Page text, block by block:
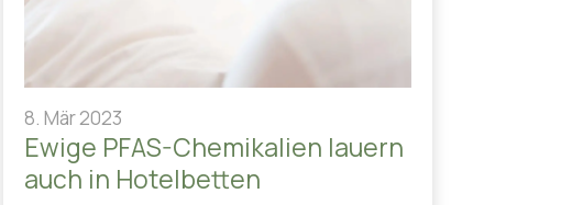
8. Mär 2023
Ewige PFAS-Chemikalien lauern
auch in Hotelbetten